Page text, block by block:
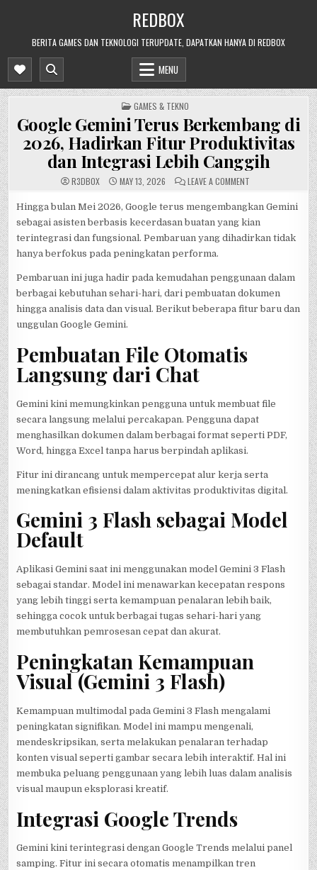
REDBOX
BERITA GAMES DAN TEKNOLOGI TERUPDATE, DAPATKAN HANYA DI REDBOX
MENU
POSTED
IN
GAMES & TEKNO
Google Gemini Terus Berkembang di
2026, Hadirkan Fitur Produktivitas
dan Integrasi Lebih Canggih
R3DB0X MAY 13, 2026 LEAVE A COMMENTON
TERUS
DI
2026,
HADIRKAN
INTEGRASI
LEBIH
CANGGIH
Hingga bulan Mei 2026, Google terus mengembangkan Gemini
sebagai asisten berbasis kecerdasan buatan yang kian
terintegrasi dan fungsional. Pembaruan yang dihadirkan tidak
hanya berfokus pada peningkatan performa.
Pembaruan ini juga hadir pada kemudahan penggunaan dalam
berbagai kebutuhan sehari-hari, dari pembuatan dokumen
hingga analisis data dan visual. Berikut beberapa fitur baru dan
unggulan Google Gemini.
Pembuatan File Otomatis
Langsung dari Chat
Gemini kini memungkinkan pengguna untuk membuat file
secara langsung melalui percakapan. Pengguna dapat
menghasilkan dokumen dalam berbagai format seperti PDF,
Word, hingga Excel tanpa harus berpindah aplikasi.
Fitur ini dirancang untuk mempercepat alur kerja serta
meningkatkan efisiensi dalam aktivitas produktivitas digital.
Gemini 3 Flash sebagai Model
Default
Aplikasi Gemini saat ini menggunakan model Gemini 3 Flash
sebagai standar. Model ini menawarkan kecepatan respons
yang lebih tinggi serta kemampuan penalaran lebih baik,
sehingga cocok untuk berbagai tugas sehari-hari yang
membutuhkan pemrosesan cepat dan akurat.
Peningkatan Kemampuan
Visual (Gemini 3 Flash)
Kemampuan multimodal pada Gemini 3 Flash mengalami
peningkatan signifikan. Model ini mampu mengenali,
mendeskripsikan, serta melakukan penalaran terhadap
konten visual seperti gambar secara lebih interaktif. Hal ini
membuka peluang penggunaan yang lebih luas dalam analisis
visual maupun eksplorasi kreatif.
Integrasi Google Trends
Gemini kini terintegrasi dengan Google Trends melalui panel
samping. Fitur ini secara otomatis menampilkan tren